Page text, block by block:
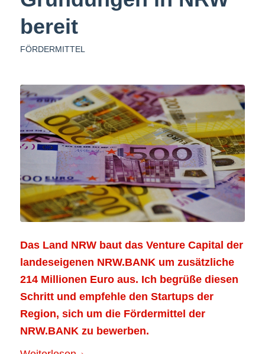
bereit
FÖRDERMITTEL
Das Land NRW baut das Venture Capital der
landeseigenen NRW.BANK um zusätzliche
214 Millionen Euro aus. Ich begrüße diesen
Schritt und empfehle den Startups der
Region, sich um die Fördermittel der
NRW.BANK zu bewerben.